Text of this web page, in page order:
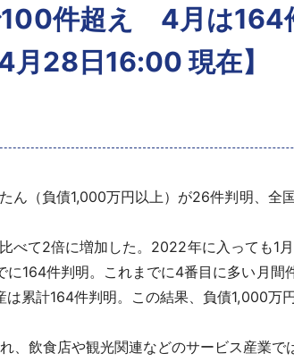
件超え 4月は164
月28日16:00 現在】
（負債1,000万円以上）が26件判明、全
べて2倍に増加した。2022年に入っても1
164件判明。これまでに4番目に多い月間
累計164件判明。この結果、負債1,000万
、飲食店や観光関連などのサービス産業